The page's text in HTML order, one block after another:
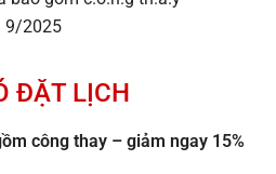
9/2025
ĐẶT LỊCH
công thay – giảm ngay 15%